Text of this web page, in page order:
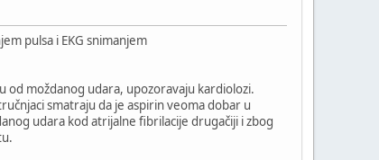
pulsa i EKG snimanjem
od moždanog udara, upozoravaju kardiolozi.
smatraju da je aspirin veoma dobar u
udara kod atrijalne fibrilacije drugačiji i zbog